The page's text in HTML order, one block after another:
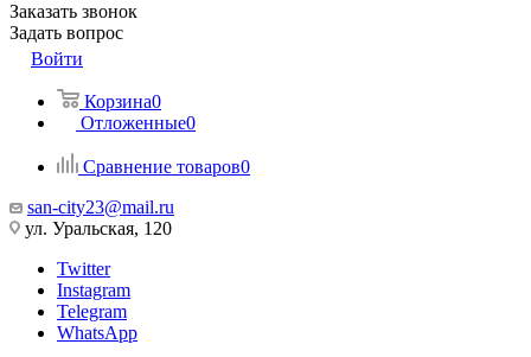
Заказать звонок
Задать вопрос
Войти
Корзина0
Отложенные0
Сравнение товаров0
san-city23@mail.ru
ул. Уральская, 120
Twitter
Instagram
Telegram
WhatsApp